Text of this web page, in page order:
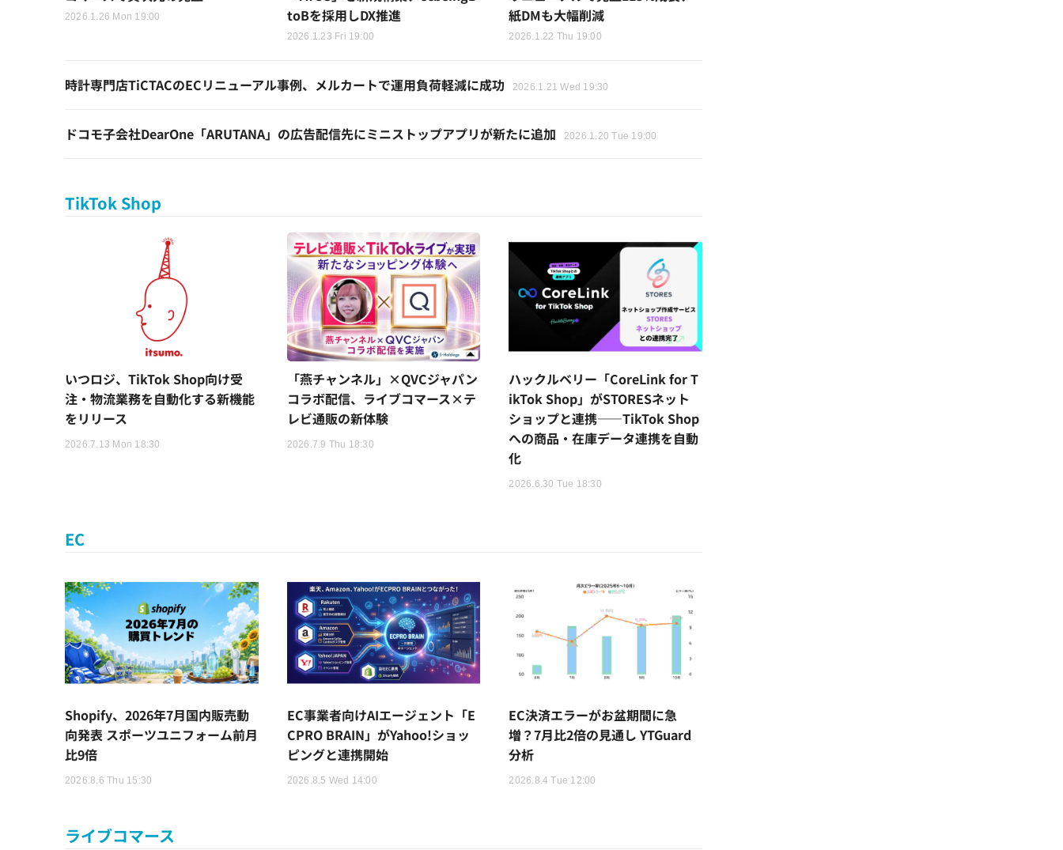
2026.1.26 Mon 19:00
toBを採用しDX推進
2026.1.23 Fri 19:00
紙DMも大幅削減
2026.1.22 Thu 19:00
時計専門店TiCTACのECリニューアル事例、メルカートで運用負荷軽減に成功 2026.1.21 Wed 19:30
ドコモ子会社DearOne「ARUTANA」の広告配信先にミニストップアプリが新たに追加 2026.1.20 Tue 19:00
TikTok Shop
いつロジ、TikTok Shop向け受
注・物流業務を自動化する新機能
をリリース
2026.7.13 Mon 18:30
「燕チャンネル」×QVCジャパン
コラボ配信、ライブコマース×テ
レビ通販の新体験
2026.7.9 Thu 18:30
ハックルベリー「CoreLink for T
ikTok Shop」がSTORESネット
ショップと連携——TikTok Shop
への商品・在庫データ連携を自動
化
2026.6.30 Tue 18:30
EC
Shopify、2026年7月国内販売動
向発表 スポーツユニフォーム前月
比9倍
2026.8.6 Thu 15:30
EC事業者向けAIエージェント「E
CPRO BRAIN」がYahoo!ショッ
ピングと連携開始
2026.8.5 Wed 14:00
EC決済エラーがお盆期間に急
増？7月比2倍の見通し YTGuard
分析
2026.8.4 Tue 12:00
ライブコマース